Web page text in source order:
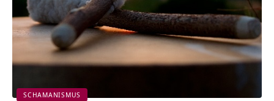
SCHAMANISMUS